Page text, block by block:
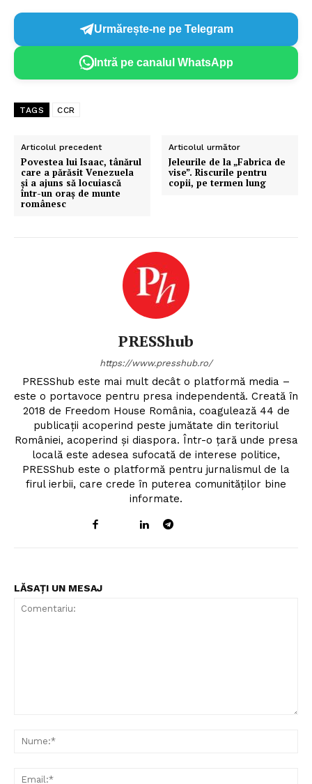
Urmărește-ne pe Telegram
Intră pe canalul WhatsApp
TAGS CCR
Articolul precedent
Povestea lui Isaac, tânărul
care a părăsit Venezuela
și a ajuns să locuiască
într-un oraș de munte
românesc
Articolul următor
Jeleurile de la „Fabrica de
vise”. Riscurile pentru
copii, pe termen lung
PRESShub
https://www.presshub.ro/
PRESShub este mai mult decât o platformă media –
este o portavoce pentru presa independentă. Creată în
2018 de Freedom House România, coagulează 44 de
publicații acoperind peste jumătate din teritoriul
României, acoperind și diaspora. Într-o țară unde presa
locală este adesea sufocată de interese politice,
PRESShub este o platformă pentru jurnalismul de la
firul ierbii, care crede în puterea comunităților bine
informate.
LĂSAȚI UN MESAJ